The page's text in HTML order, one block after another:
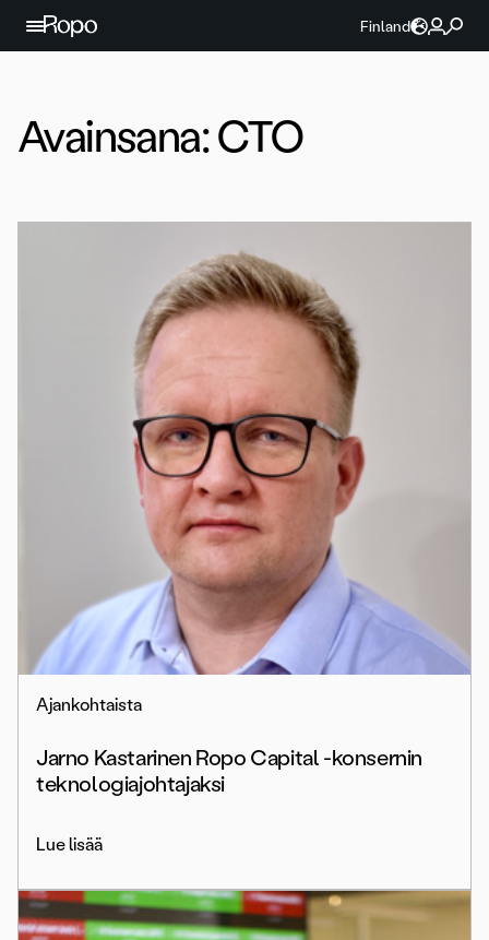
Jatka sisältöön
Finland
Avainsana:CTO
Ajankohtaista
Jarno Kastarinen Ropo Capital -konsernin
teknologiajohtajaksi
Lue lisää